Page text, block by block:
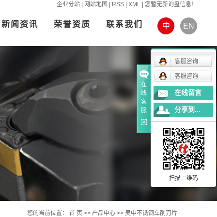
企业分站 网站地图 RSS XML 您暂无新询盘信息！
新闻资讯 荣誉资质 联系我们 中 EN
您的当前位置： 首 页 >> 产品中心 >> 吴中不锈钢车削刀片
在
线
客
服
客服咨询
客服咨询
在线留言
分享到...
扫描二维码